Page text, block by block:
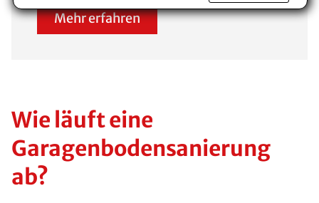
Mehr erfahren
Wie läuft eine
Garagenbodensanierung
ab?
Voraussetzung für den Erhalt des kostenfreien